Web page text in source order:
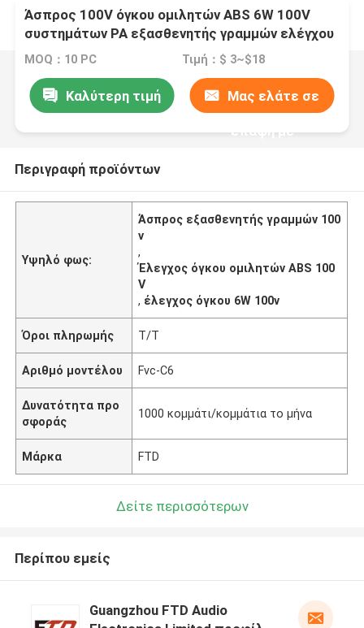
Άσπρος 100V όγκου ομιλητών ABS 6W 100V
συστημάτων PA εξασθενητής γραμμών ελέγχου
MOQ：10 PC Τιμή：$ 3~$18
Καλύτερη τιμή Μας ελάτε σε
επαφή με
Περιγραφή προϊόντων
Υψηλό φως:
Άσπρος εξασθενητής γραμμών 100
v
,
Έλεγχος όγκου ομιλητών ABS 100
V
, έλεγχος όγκου 6W 100v
Όροι πληρωμής T/T
Αριθμό μοντέλου Fvc-C6
Δυνατότητα προ
σφοράς
1000 κομμάτι/κομμάτια το μήνα
Μάρκα FTD
Δείτε περισσότερων
Περίπου εμείς
Guangzhou FTD Audio